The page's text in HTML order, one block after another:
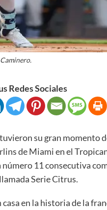
Redes Sociales
su gran momento
de Miami en el
11 consecutiva
Serie Citrus.
en la historia de la